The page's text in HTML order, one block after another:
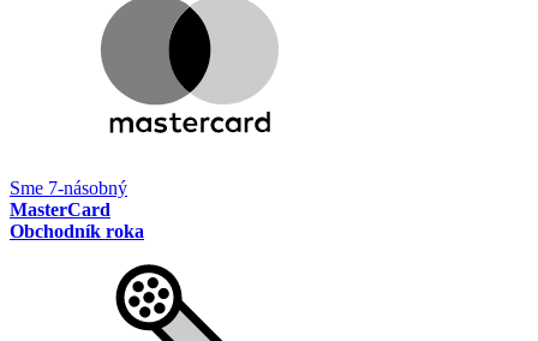
Sme 7-násobný
MasterCard
Obchodník roka